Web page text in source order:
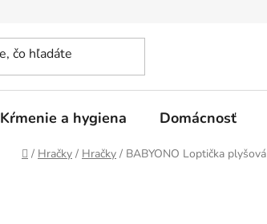
Kŕmenie a hygiena Domácnosť
Domov
/ Hračky / Hračky / BABYONO Loptička plyšová